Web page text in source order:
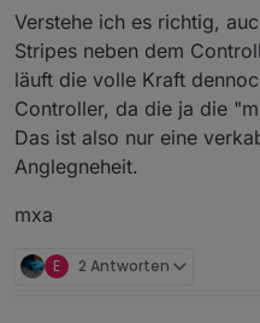
Verstehe ich es richtig,
Stripes neben dem
läuft die volle Kraft
Controller, da die ja die
Das ist also nur eine
Anglegneheit.
mxa
E 2 Antworten